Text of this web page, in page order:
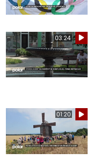
03:24
01:20